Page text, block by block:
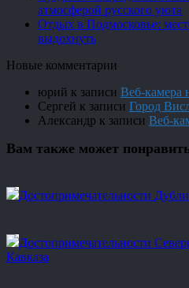
атмосферой русского уюта
Отдых в Подмосковье:
выдохнуть
Новые комментарии
юрий к записи Веб-камера
Сергей к записи Город
Александр к записи Веб-
Вам также может
Достопримечательности
Достопримечательности
Кавказа